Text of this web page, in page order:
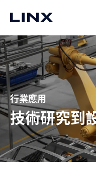
你正
行業應用
技術研究到